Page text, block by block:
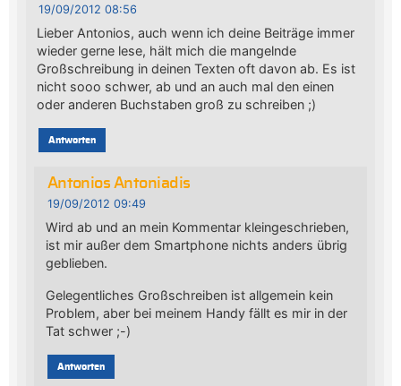
19/09/2012 08:56
Lieber Antonios, auch wenn ich deine Beiträge immer
wieder gerne lese, hält mich die mangelnde
Großschreibung in deinen Texten oft davon ab. Es ist
nicht sooo schwer, ab und an auch mal den einen
oder anderen Buchstaben groß zu schreiben ;)
Antworten
Antonios Antoniadis
19/09/2012 09:49
Wird ab und an mein Kommentar kleingeschrieben,
ist mir außer dem Smartphone nichts anders übrig
geblieben.
Gelegentliches Großschreiben ist allgemein kein
Problem, aber bei meinem Handy fällt es mir in der
Tat schwer ;-)
Antworten